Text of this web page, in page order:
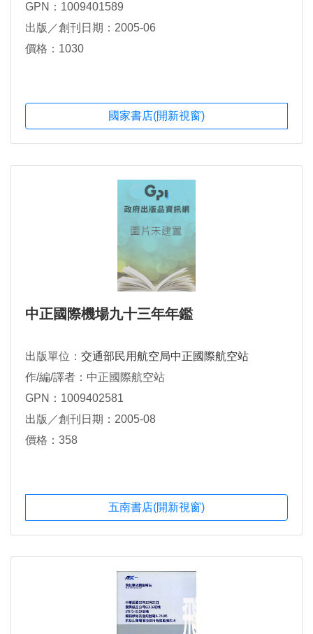
GPN：1009401589
出版／創刊日期：2005-06
價格：1030
國家書店(開新視窗)
中正國際機場九十三年年鑑
出版單位： 交通部民用航空局中正國際航空站
作/編/譯者：中正國際航空站
GPN：1009402581
出版／創刊日期：2005-08
價格：358
五南書店(開新視窗)